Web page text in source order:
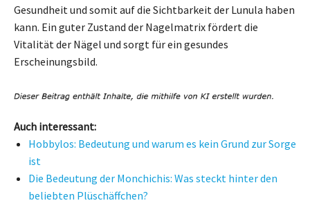
Gesundheit und somit auf die Sichtbarkeit der Lunula haben
kann. Ein guter Zustand der Nagelmatrix fördert die
Vitalität der Nägel und sorgt für ein gesundes
Erscheinungsbild.
Auch interessant:
Hobbylos: Bedeutung und warum es kein Grund zur Sorge
ist
Die Bedeutung der Monchichis: Was steckt hinter den
beliebten Plüschäffchen?